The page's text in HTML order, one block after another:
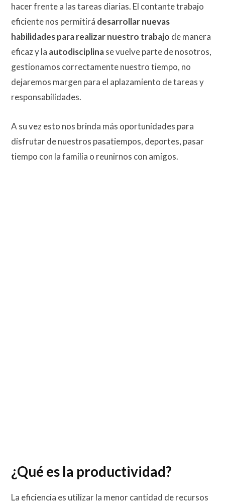
hacer frente a las tareas diarias. El contante trabajo
eficiente nos permitirá desarrollar nuevas
habilidades para realizar nuestro trabajo de manera
eficaz y la autodisciplinase vuelve parte de nosotros,
gestionamos correctamente nuestro tiempo, no
dejaremos margen para el aplazamiento de tareas y
responsabilidades.
A su vez esto nos brinda más oportunidades para
disfrutar de nuestros pasatiempos, deportes, pasar
tiempo con la familia o reunirnos con amigos.
¿Qué es la productividad?
La eficiencia es utilizar la menor cantidad de recursos